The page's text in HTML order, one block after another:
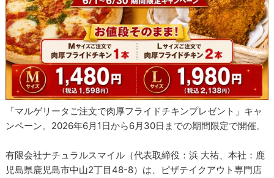
「マルゲリータご注文で肉厚フライドチキンプレゼント」キャ
ンペーン。2026年6月1日から6月30日までの期間限定で開催。
有限会社ナチュラルスマイル（代表取締役：浜 大祐、本社：鹿
児島県鹿児島市中山2丁目48-8）は、ピザテイクアウト専門店